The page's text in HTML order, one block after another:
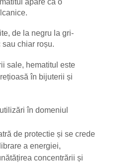
apare ca o
de la negru la gri-
chiar roșu.
sale, hematitul este
în bijuterii și
în domeniul
de protectie și se crede
a energiei,
concentrării și